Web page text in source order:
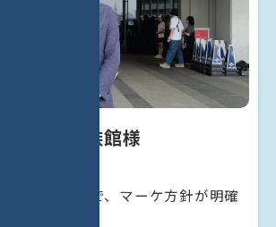
すみだ水族館様
が見えたことで、マーケ方針が明確